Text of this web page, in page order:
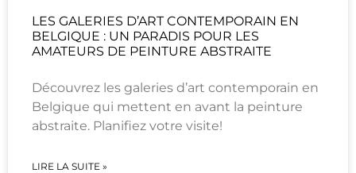
LES GALERIES D’ART CONTEMPORAIN EN
BELGIQUE : UN PARADIS POUR LES
AMATEURS DE PEINTURE ABSTRAITE
Découvrez les galeries d’art contemporain en
Belgique qui mettent en avant la peinture
abstraite. Planifiez votre visite!
LIRE LA SUITE »